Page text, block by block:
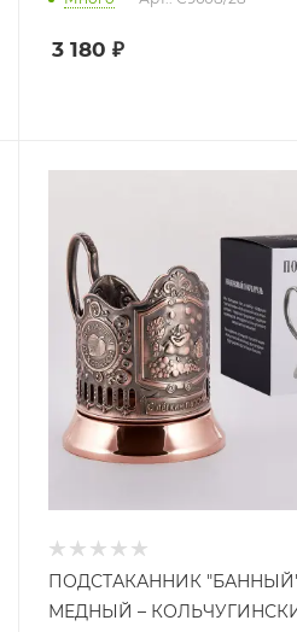
3 180 ₽
ПОДСТАКАННИК
МЕДНЫЙ –